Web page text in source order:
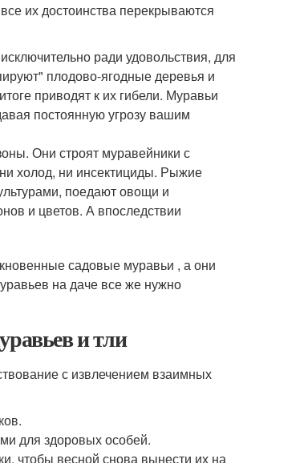
их достоинства перекрываются
ради удовольствия, для
плодово-ягодные деревья и
приводят к их гибели. Муравьи
постоянную угрозу вашим
Они строят муравейники с
холод, ни инсектициды. Рыжие
поедают овощи и
и цветов. А впоследствии
садовые муравьи , а они
на даче все же нужно
и тли
с извлечением взаимных
для здоровых особей.
чтобы весной снова вынести их на